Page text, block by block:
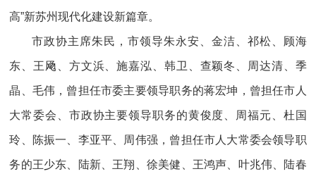
高”新苏州现代化建设新篇章。
市政协主席朱民，市领导朱永安、金洁、祁松、顾海
东、王飏、方文浜、施嘉泓、韩卫、查颖冬、周达清、季
晶、毛伟，曾担任市委主要领导职务的蒋宏坤，曾担任市人
大常委会、市政协主要领导职务的黄俊度、周福元、杜国
玲、陈振一、李亚平、周伟强，曾担任市人大常委会领导职
务的王少东、陆新、王翔、徐美健、王鸿声、叶兆伟、陆春